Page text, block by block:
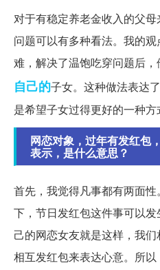
对于有稳定养老金收入的父
问题可以有多种看法。我的
难，解决了温饱吃穿问题后
自己的子女。这种做法表达
是希望子女过得更好的一种方
网恋对象，过年有发红包
表示，是什么意思？
首先，我觉得凡事都有两面
下，节日发红包这件事可以
己的网恋女友就是这样，我
相互发红包来表达心意。所